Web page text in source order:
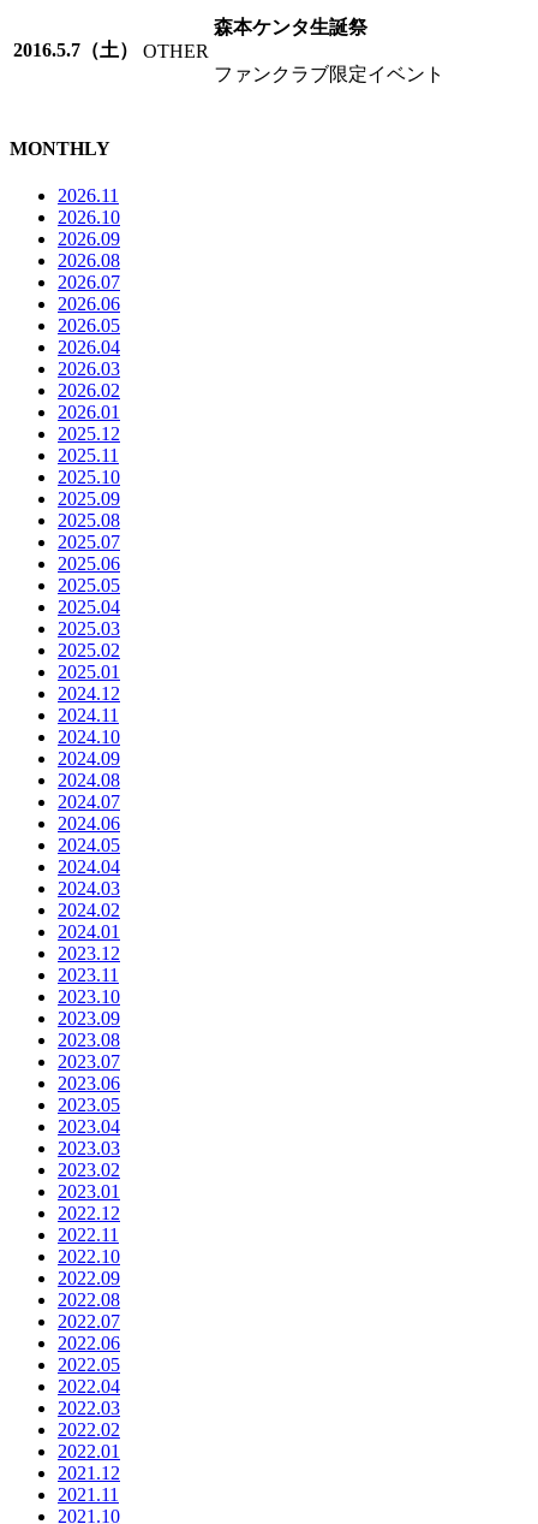
2016.5.7（土） OTHER
森本ケンタ生誕祭
ファンクラブ限定イベント
MONTHLY
2026.11
2026.10
2026.09
2026.08
2026.07
2026.06
2026.05
2026.04
2026.03
2026.02
2026.01
2025.12
2025.11
2025.10
2025.09
2025.08
2025.07
2025.06
2025.05
2025.04
2025.03
2025.02
2025.01
2024.12
2024.11
2024.10
2024.09
2024.08
2024.07
2024.06
2024.05
2024.04
2024.03
2024.02
2024.01
2023.12
2023.11
2023.10
2023.09
2023.08
2023.07
2023.06
2023.05
2023.04
2023.03
2023.02
2023.01
2022.12
2022.11
2022.10
2022.09
2022.08
2022.07
2022.06
2022.05
2022.04
2022.03
2022.02
2022.01
2021.12
2021.11
2021.10